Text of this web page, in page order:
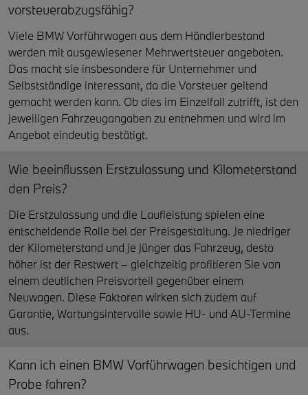
vorsteuerabzugsfähig?
Viele BMW Vorführwagen aus dem Händlerbestand
werden mit ausgewiesener Mehrwertsteuer angeboten.
Das macht sie insbesondere für Unternehmer und
Selbstständige interessant, da die Vorsteuer geltend
gemacht werden kann. Ob dies im Einzelfall zutrifft, ist den
jeweiligen Fahrzeugangaben zu entnehmen und wird im
Angebot eindeutig bestätigt.
Wie beeinflussen Erstzulassung und Kilometerstand
den Preis?
Die Erstzulassung und die Laufleistung spielen eine
entscheidende Rolle bei der Preisgestaltung. Je niedriger
der Kilometerstand und je jünger das Fahrzeug, desto
höher ist der Restwert – gleichzeitig profitieren Sie von
einem deutlichen Preisvorteil gegenüber einem
Neuwagen. Diese Faktoren wirken sich zudem auf
Garantie, Wartungsintervalle sowie HU- und AU-Termine
aus.
Kann ich einen BMW Vorführwagen besichtigen und
Probe fahren?